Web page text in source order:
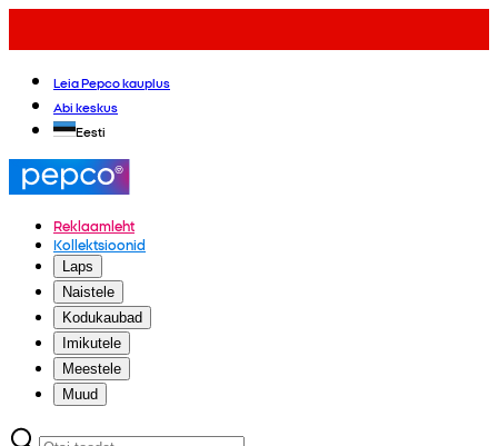
Leia Pepco kauplus
Abi keskus
Eesti
Reklaamleht
Kollektsioonid
Laps
Naistele
Kodukaubad
Imikutele
Meestele
Muud